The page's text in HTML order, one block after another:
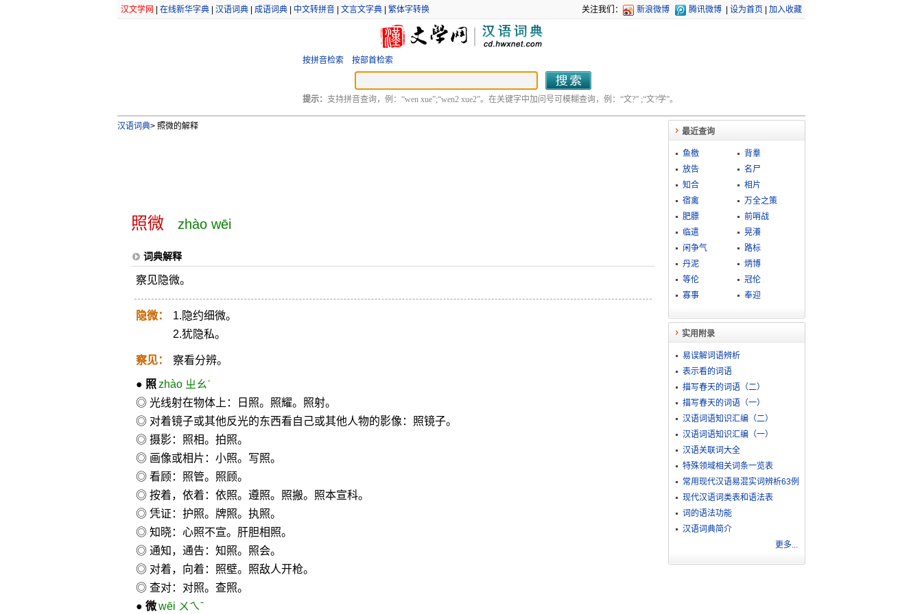
汉文学网 在线新华字典| 汉语词典| 成语词典| 中文转拼音| 文言文字典| 繁体字转换 关注我们： 新浪微博 腾讯微博 设为首页 加入收藏
按拼音检索 按部首检索
提示： 支持拼音查询，例：“wen xue”;“wen2 xue2”。在关键字中加问号可模糊查询，例：“文?” ;“文?学”。
汉语词典>照微的解释
照微 zhào wēi
词典解释
察见隐微。
隐微：
1.隐约细微。
2.犹隐私。
察见： 察看分辨。
● 照 zhào ㄓㄠˋ
◎ 光线射在物体上：日照。照耀。照射。
◎ 对着镜子或其他反光的东西看自己或其他人物的影像：照镜子。
◎ 摄影：照相。拍照。
◎ 画像或相片：小照。写照。
◎ 看顾：照管。照顾。
◎ 按着，依着：依照。遵照。照搬。照本宣科。
◎ 凭证：护照。牌照。执照。
◎ 知晓：心照不宣。肝胆相照。
◎ 通知，通告：知照。照会。
◎ 对着，向着：照壁。照敌人开枪。
◎ 查对：对照。查照。
● 微 wēi ㄨㄟˉ
最近查询
鱼檄
背羣
放告
名尸
知合
相片
宿禽
万全之策
肥膘
前哨战
临遣
晃瀁
闲争气
路标
丹泥
炳博
等伦
冠伦
寡事
奉迎
实用附录
易误解词语辨析
表示看的词语
描写春天的词语（二）
描写春天的词语（一）
汉语词语知识汇编（二）
汉语词语知识汇编（一）
汉语关联词大全
特殊领域相关词条一览表
常用现代汉语易混实词辨析63例
现代汉语词类表和语法表
词的语法功能
汉语词典简介
更多...